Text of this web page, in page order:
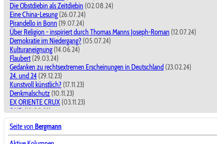
Die Obstdiebin als Zeitdiebin (02.08.24)
Eine China-Lesung (26.07.24)
Pirandello in Bonn (19.07.24)
Über Religion - inspiriert durch Thomas Manns Joseph-Roman (12.07.24)
Demokratie im Niedergang? (05.07.24)
Kulturaneignung (14.06.24)
Flaubert (29.03.24)
Gedanken zu rechtsextremen Erscheinungen in Deutschland (23.02.24)
24. und 24 (29.12.23)
Kunstvoll künstlich? (17.11.23)
Denkmalschutz (10.11.23)
EX ORIENTE CRUX (03.11.23)
SAID(18.08.23)
Frühe Kunstbegegnungen(11.08.23)
ctd(12.05.23)
Das Reich der Mitte - die goldene Mitte?(14.04.23)
Seite von Bergmann